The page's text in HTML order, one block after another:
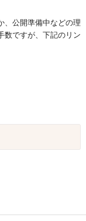
、公開準備中などの理
数ですが、下記のリン